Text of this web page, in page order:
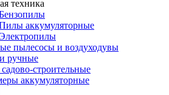
техника
аккумуляторные
пылесосы и воздуходувы
ручные
строительные
аккумуляторные